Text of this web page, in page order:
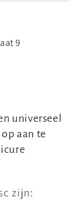
9
universeel
aan te
zijn: